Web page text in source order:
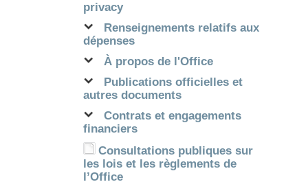
privacy
Renseignements relatifs aux
dépenses
À propos de l'Office
Publications officielles et
autres documents
Contrats et engagements
financiers
Consultations publiques sur
les lois et les règlements de
l’Office